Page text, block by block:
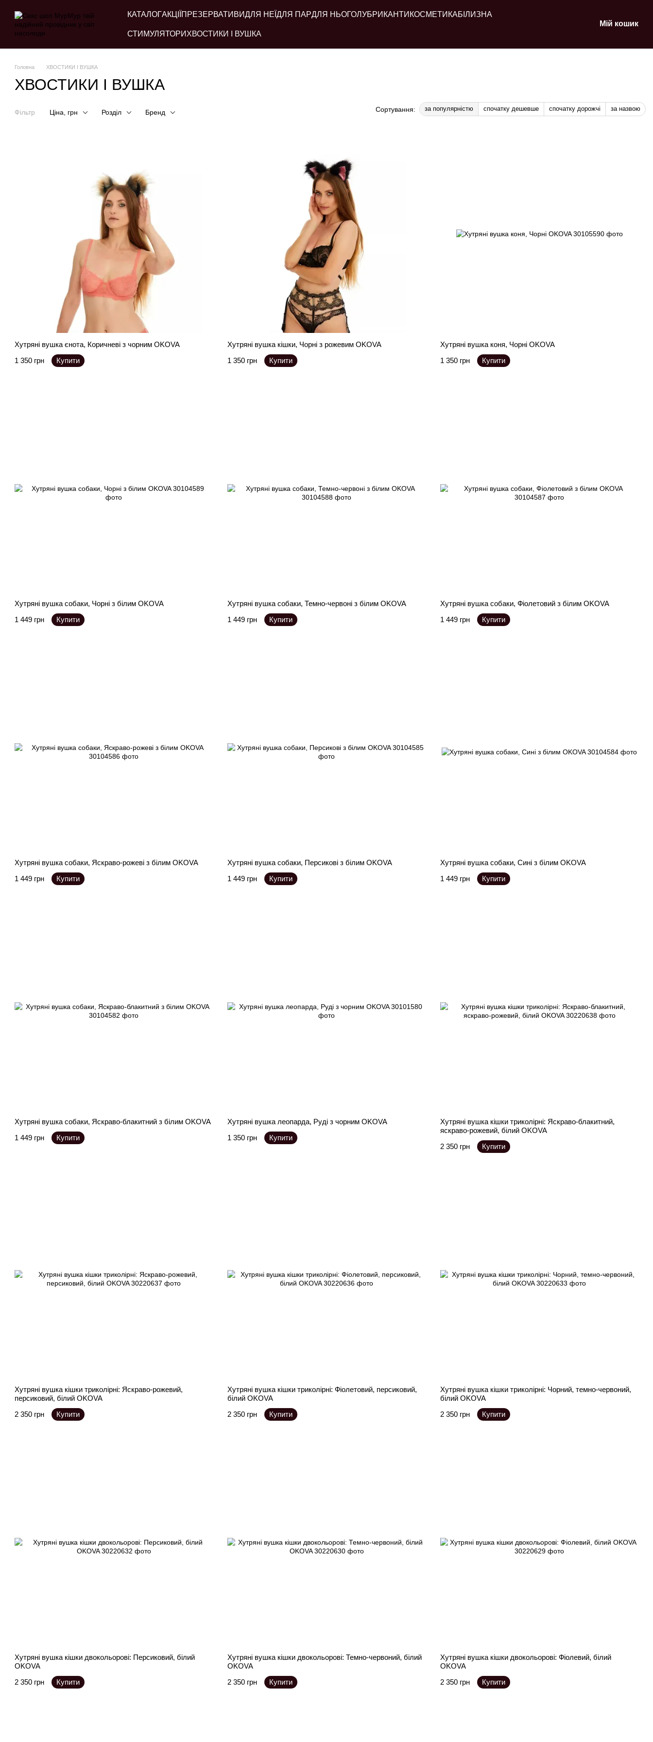
КАТАЛОГАКЦІЇ ПРЕЗЕРВАТИВИДЛЯ НЕЇ ДЛЯ ПАРДЛЯ НЬОГОЛУБРИКАНТИ КОСМЕТИКАБІЛИЗНА
СТИМУЛЯТОРИ ХВОСТИКИ І ВУШКА
Мій кошик
Головна ХВОСТИКИ І ВУШКА
ХВОСТИКИ І ВУШКА
Фільтр Ціна, грн Розділ Бренд Сортування: за популярністю спочатку дешевше спочатку дорожчі за назвою
Хутряні вушка єнота, Коричневі з чорним OKOVA
1 350 грн
Купити
Хутряні вушка кішки, Чорні з рожевим OKOVA
1 350 грн
Купити
Хутряні вушка коня, Чорні OKOVA
1 350 грн
Купити
Хутряні вушка собаки, Чорні з білим OKOVA
1 449 грн
Купити
Хутряні вушка собаки, Темно-червоні з білим OKOVA
1 449 грн
Купити
Хутряні вушка собаки, Фіолетовий з білим OKOVA
1 449 грн
Купити
Хутряні вушка собаки, Яскраво-рожеві з білим OKOVA
1 449 грн
Купити
Хутряні вушка собаки, Персикові з білим OKOVA
1 449 грн
Купити
Хутряні вушка собаки, Сині з білим OKOVA
1 449 грн
Купити
Хутряні вушка собаки, Яскраво-блакитний з білим OKOVA
1 449 грн
Купити
Хутряні вушка леопарда, Руді з чорним OKOVA
1 350 грн
Купити
Хутряні вушка кішки триколірні: Яскраво-блакитний,
яскраво-рожевий, білий OKOVA
2 350 грн
Купити
Хутряні вушка кішки триколірні: Яскраво-рожевий,
персиковий, білий OKOVA
2 350 грн
Купити
Хутряні вушка кішки триколірні: Фіолетовий, персиковий,
білий OKOVA
2 350 грн
Купити
Хутряні вушка кішки триколірні: Чорний, темно-червоний,
білий OKOVA
2 350 грн
Купити
Хутряні вушка кішки двокольорові: Персиковий, білий
OKOVA
2 350 грн
Купити
Хутряні вушка кішки двокольорові: Темно-червоний, білий
OKOVA
2 350 грн
Купити
Хутряні вушка кішки двокольорові: Фіолевий, білий
OKOVA
2 350 грн
Купити